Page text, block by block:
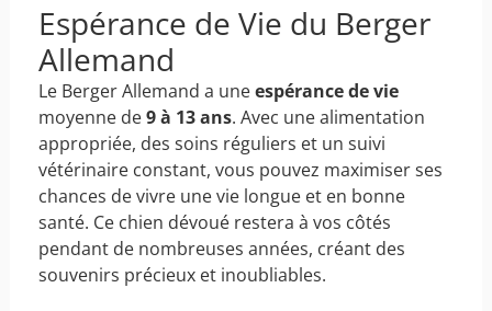
Espérance de Vie du Berger
Allemand
Le Berger Allemand a uneespérance de vie
moyenne de9 à 13 ans. Avec une alimentation
appropriée, des soins réguliers et un suivi
vétérinaire constant, vous pouvez maximiser ses
chances de vivre une vie longue et en bonne
santé. Ce chien dévoué restera à vos côtés
pendant de nombreuses années, créant des
souvenirs précieux et inoubliables.